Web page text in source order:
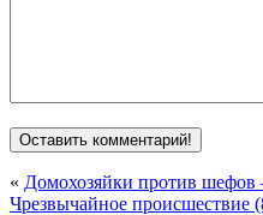
« Домохозяйки против
Чрезвычайное происшествие